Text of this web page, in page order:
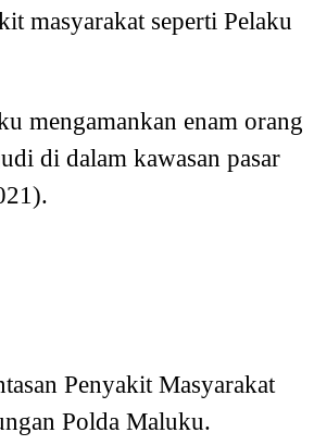
masyarakat seperti Pelaku
mengamankan enam orang
di dalam kawasan pasar
Penyakit Masyarakat
Polda Maluku.